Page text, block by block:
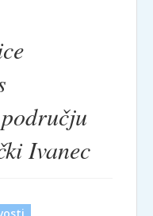
Ivanec